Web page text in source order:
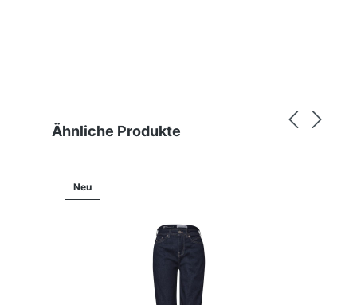
Produktgalerie überspringen
Ähnliche Produkte
Neu